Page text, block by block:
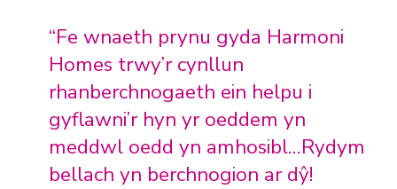
“Fe wnaeth prynu gyda Harmoni
Homes trwy’r cynllun
rhanberchnogaeth ein helpu i
gyflawni’r hyn yr oeddem yn
meddwl oedd yn amhosibl…Rydym
bellach yn berchnogion ar dŷ!